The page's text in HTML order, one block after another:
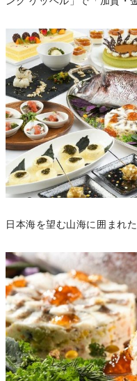
日本海を望む山海に囲まれ